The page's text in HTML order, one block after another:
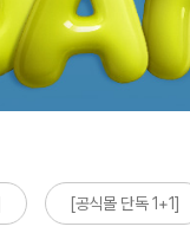
[공식몰 단독 1+1]